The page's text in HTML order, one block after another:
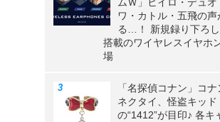
ムＷ」ヒイロ・デュオ
ワ・カトル・五飛の声
る…！ 新規録り下ろ
搭載のワイヤレスイヤホ
場
「名探偵コナン」コ
ネクタイ、怪盗キッド
の“1412”が目印♪ 各キ